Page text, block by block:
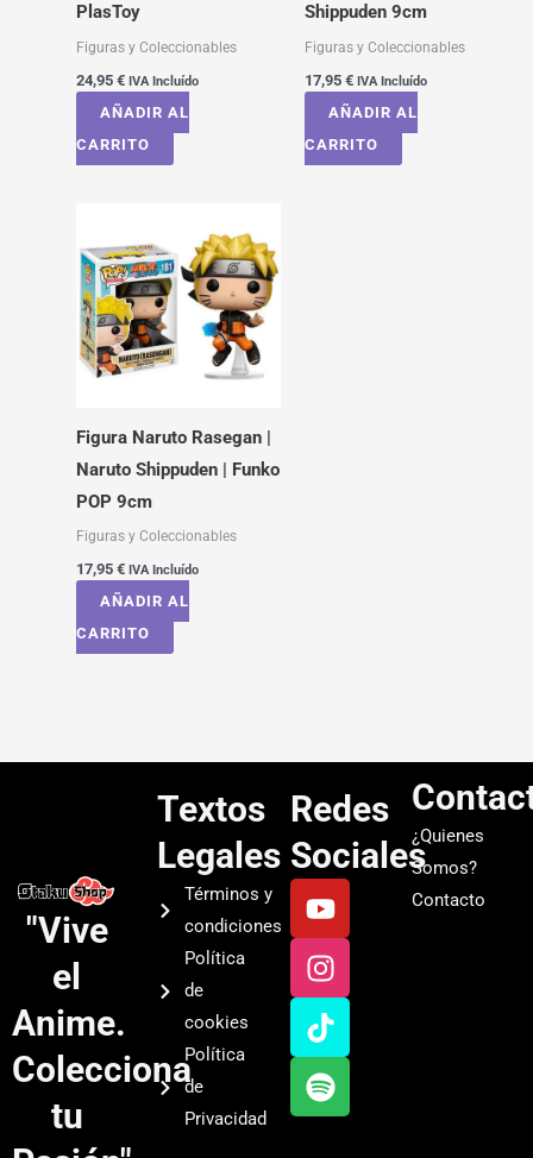
PlasToy
Figuras y Coleccionables
24,95 € IVA Incluído
AÑADIR AL
CARRITO
Shippuden 9cm
Figuras y Coleccionables
17,95 € IVA Incluído
AÑADIR AL
CARRITO
Figura Naruto Rasegan |
Naruto Shippuden | Funko
POP 9cm
Figuras y Coleccionables
17,95 € IVA Incluído
AÑADIR AL
CARRITO
"Vive
el
Anime.
Colecciona
tu
Textos
Legales
Términos y
condiciones
Política
de
cookies
Política
de
Privacidad
Redes
Sociales
Y
o
u
t
u
b
e
I
n
s
t
a
g
r
a
T
i
k
t
o
k
S
p
o
t
i
f
y
¿Quienes
Somos?
Contacto